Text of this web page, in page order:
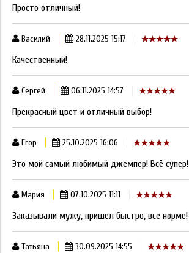
Просто отличный!
Василий 28.11.2025 15:17
Качественный!
Сергей 06.11.2025 14:57
Прекрасный цвет и отличный выбор!
Егор 25.10.2025 16:06
Это мой самый любимый джемпер! Всё супер!
Мария 07.10.2025 11:11
Заказывали мужу, пришел быстро, все норме!
Татьяна 30.09.2025 14:55